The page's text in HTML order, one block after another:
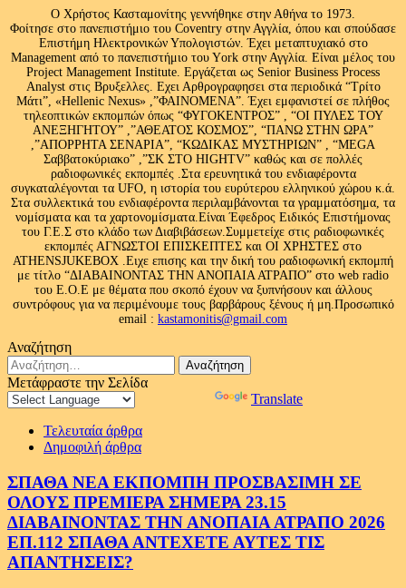
Ο Χρήστος Κασταμονίτης γεννήθηκε στην Αθήνα το 1973.
Φοίτησε στο πανεπιστήμιο του Coventry στην Αγγλία, όπου και σπούδασε
Επιστήμη Ηλεκτρονικών Υπολογιστών. Έχει μεταπτυχιακό στο
Management από το πανεπιστήμιο του Υork στην Αγγλία. Είναι μέλος του
Project Management Institute. Εργάζεται ως Senior Business Process
Analyst στις Βρυξελλες. Εχει Αρθρογραφησει στα περιοδικά “Τρίτο
Μάτι”, «Hellenic Nexus» ,”ΦΑΙΝΟΜΕΝΑ”. Έχει εμφανιστεί σε πλήθος
τηλεοπτικών εκπομπών όπως “ΦΥΓΟΚΕΝΤΡΟΣ” , “ΟΙ ΠΥΛΕΣ ΤΟΥ
ΑΝΕΞΗΓΗΤΟΥ” ,”ΑΘΕΑΤΟΣ ΚΟΣΜΟΣ”, “ΠΑΝΩ ΣΤΗΝ ΩΡΑ”
,”ΑΠΟΡΡΗΤΑ ΣΕΝΑΡΙΑ”, “ΚΩΔΙΚΑΣ ΜΥΣΤΗΡΙΩΝ” , “MEGA
Σαββατοκύριακο” ,”ΣΚ ΣΤΟ HIGHTV” καθώς και σε πολλές
ραδιοφωνικές εκπομπές .Στα ερευνητικά του ενδιαφέροντα
συγκαταλέγονται τα UFO, η ιστορία του ευρύτερου ελληνικού χώρου κ.ά.
Στα συλλεκτικά του ενδιαφέροντα περιλαμβάνονται τα γραμματόσημα, τα
νομίσματα και τα χαρτονομίσματα.Είναι Έφεδρος Ειδικός Επιστήμονας
του Γ.Ε.Σ στο κλάδο των Διαβιβάσεων.Συμμετείχε στις ραδιοφωνικές
εκπομπές ΑΓΝΩΣΤΟΙ ΕΠΙΣΚΕΠΤΕΣ και ΟΙ ΧΡΗΣΤΕΣ στο
ATHENSJUKEBOX .Ειχε επισης και την δική του ραδιοφωνική εκπομπή
με τίτλο “ΔΙΑΒΑΙΝΟΝΤΑΣ ΤΗΝ ΑΝΟΠΑΙΑ ΑΤΡΑΠΟ” στο web radio
του Ε.Ο.Ε με θέματα που σκοπό έχουν να ξυπνήσουν και άλλους
συντρόφους για να περιμένουμε τους βαρβάρους ξένους ή μη.Προσωπικό
email : kastamonitis@gmail.com
Αναζήτηση
Αναζήτηση
για:
Μετάφραστε την Σελίδα
Translate
Τελευταία άρθρα
Δημοφιλή άρθρα
ΣΠΑΘΑ ΝΕΑ ΕΚΠΟΜΠΗ ΠΡΟΣΒΑΣΙΜΗ ΣΕ
ΟΛΟΥΣ ΠΡΕΜΙΕΡΑ ΣΗΜΕΡΑ 23.15
ΔΙΑΒΑΙΝΟΝΤΑΣ ΤΗΝ ΑΝΟΠΑΙΑ ΑΤΡΑΠΟ 2026
ΕΠ.112 ΣΠΑΘΑ ΑΝΤΕΧΕΤΕ ΑΥΤΕΣ ΤΙΣ
ΑΠΑΝΤΗΣΕΙΣ?